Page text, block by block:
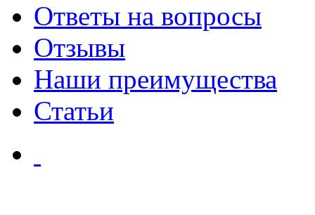
Ответы на вопросы
Отзывы
Наши преимущества
Статьи